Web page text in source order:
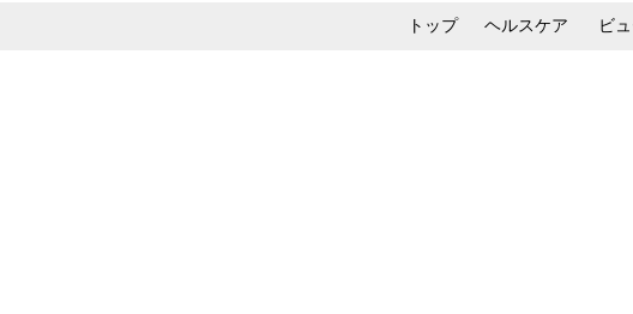
トップ ヘルスケア ビ